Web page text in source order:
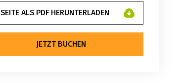
SEITE ALS PDF HERUNTERLADEN
JETZT BUCHEN